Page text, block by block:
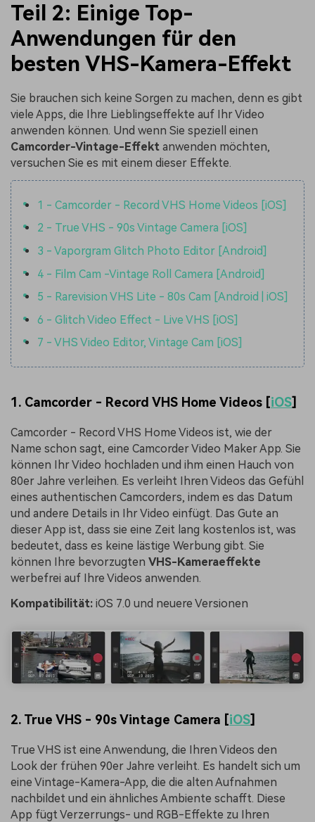
Teil 2: Einige Top-
Anwendungen für den
besten VHS-Kamera-Effekt
Sie brauchen sich keine Sorgen zu machen, denn es gibt
viele Apps, die Ihre Lieblingseffekte auf Ihr Video
anwenden können. Und wenn Sie speziell einen
Camcorder-Vintage-Effekt anwenden möchten,
versuchen Sie es mit einem dieser Effekte.
1 - Camcorder - Record VHS Home Videos [iOS]
2 - True VHS - 90s Vintage Camera [iOS]
3 - Vaporgram Glitch Photo Editor [Android]
4 - Film Cam -Vintage Roll Camera [Android]
5 - Rarevision VHS Lite - 80s Cam [Android | iOS]
6 - Glitch Video Effect - Live VHS [iOS]
7 - VHS Video Editor, Vintage Cam [iOS]
1. Camcorder - Record VHS Home Videos [iOS]
Camcorder - Record VHS Home Videos ist, wie der
Name schon sagt, eine Camcorder Video Maker App. Sie
können Ihr Video hochladen und ihm einen Hauch von
80er Jahre verleihen. Es verleiht Ihren Videos das Gefühl
eines authentischen Camcorders, indem es das Datum
und andere Details in Ihr Video einfügt. Das Gute an
dieser App ist, dass sie eine Zeit lang kostenlos ist, was
bedeutet, dass es keine lästige Werbung gibt. Sie
können Ihre bevorzugten VHS-Kameraeffekte
werbefrei auf Ihre Videos anwenden.
Kompatibilität: iOS 7.0 und neuere Versionen
2. True VHS - 90s Vintage Camera [iOS]
True VHS ist eine Anwendung, die Ihren Videos den
Look der frühen 90er Jahre verleiht. Es handelt sich um
eine Vintage-Kamera-App, die die alten Aufnahmen
nachbildet und ein ähnliches Ambiente schafft. Diese
App fügt Verzerrungs- und RGB-Effekte zu Ihren